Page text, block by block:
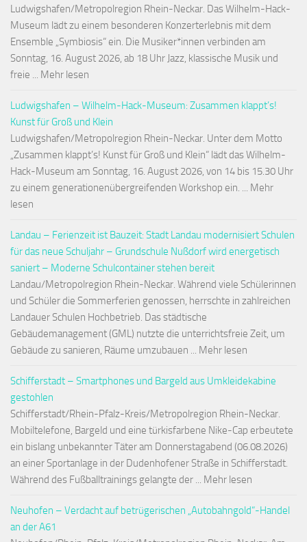
Ludwigshafen/Metropolregion Rhein-Neckar. Das Wilhelm-Hack-
Museum lädt zu einem besonderen Konzerterlebnis mit dem
Ensemble „Symbiosis“ ein. Die Musiker*innen verbinden am
Sonntag, 16. August 2026, ab 18 Uhr Jazz, klassische Musik und
freie ... Mehr lesen
Ludwigshafen – Wilhelm-Hack-Museum: Zusammen klappt’s!
Kunst für Groß und Klein
Ludwigshafen/Metropolregion Rhein-Neckar. Unter dem Motto
„Zusammen klappt’s! Kunst für Groß und Klein“ lädt das Wilhelm-
Hack-Museum am Sonntag, 16. August 2026, von 14 bis 15.30 Uhr
zu einem generationenübergreifenden Workshop ein. ... Mehr
lesen
Landau – Ferienzeit ist Bauzeit: Stadt Landau modernisiert Schulen
für das neue Schuljahr – Grundschule Nußdorf wird energetisch
saniert – Moderne Schulcontainer stehen bereit
Landau/Metropolregion Rhein-Neckar. Während viele Schülerinnen
und Schüler die Sommerferien genossen, herrschte in zahlreichen
Landauer Schulen Hochbetrieb. Das städtische
Gebäudemanagement (GML) nutzte die unterrichtsfreie Zeit, um
Gebäude zu sanieren, Räume umzubauen ... Mehr lesen
Schifferstadt – Smartphones und Bargeld aus Umkleidekabine
gestohlen
Schifferstadt/Rhein-Pfalz-Kreis/Metropolregion Rhein-Neckar.
Mobiltelefone, Bargeld und eine türkisfarbene Nike-Cap erbeutete
ein bislang unbekannter Täter am Donnerstagabend (06.08.2026)
an einer Sportanlage in der Dudenhofener Straße in Schifferstadt.
Während des Fußballtrainings gelangte der ... Mehr lesen
Neuhofen – Verdacht auf betrügerischen „Autobahngold“-Handel
an der A61